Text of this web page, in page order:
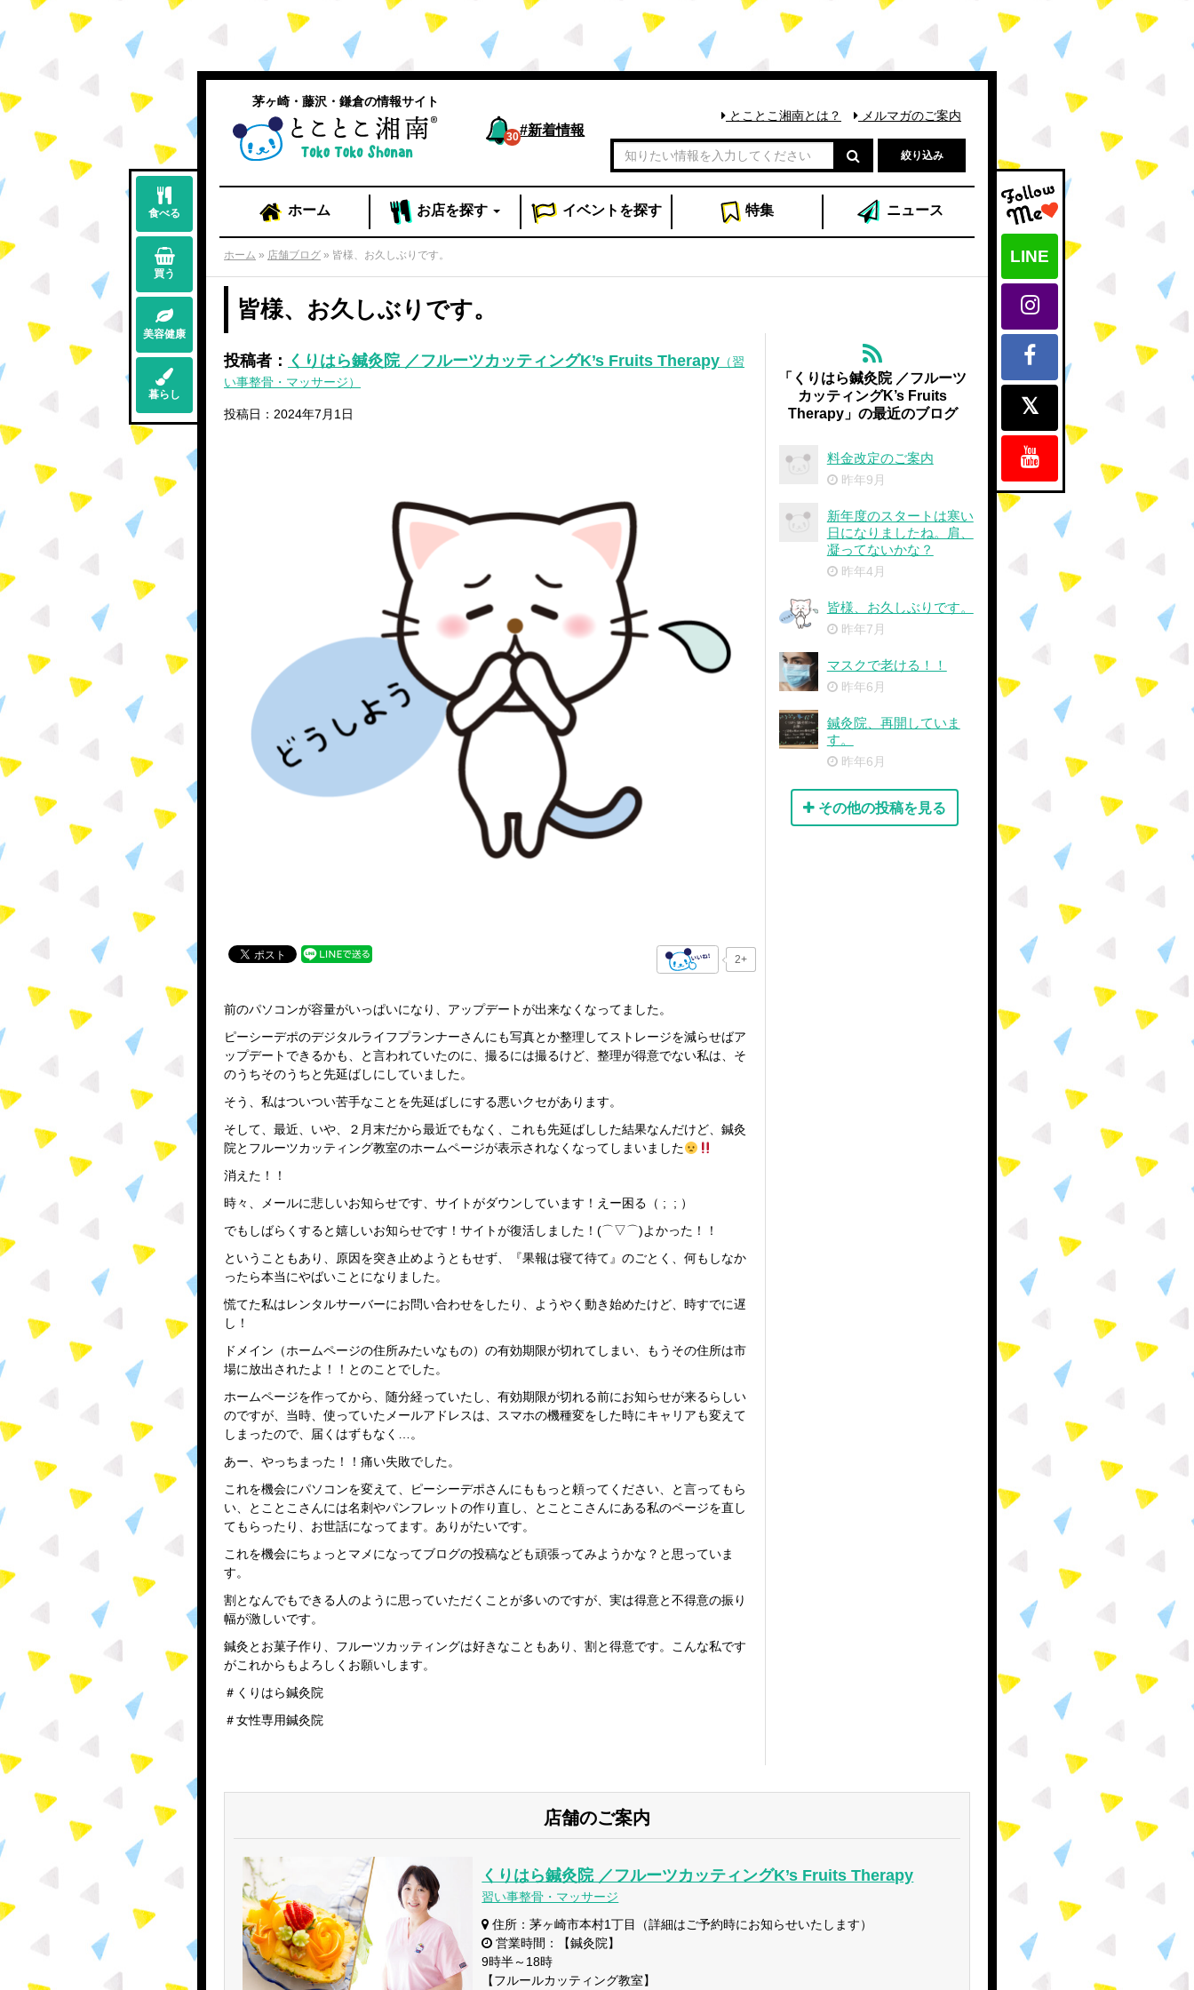
食べる
買う
美容健康
暮らし
LINE
#新着情報
30
茅ヶ崎・藤沢・鎌倉の情報サイト
とことこ湘南とは？
メルマガのご案内
絞り込み
ホーム お店を探す イベント を探す 特集 ニュース
ホーム » 店舗ブログ » 皆様、お久しぶりです。
皆様、お久しぶりです。
投稿者： くりはら鍼灸院 ／フルーツカッティングK’s Fruits Therapy （習
い事整骨・マッサージ）
投稿日：2024年7月1日
2+
前のパソコンが容量がいっぱいになり、アップデートが出来なくなってました。
ピーシーデポのデジタルライフプランナーさんにも写真とか整理してストレージを減らせばア
ップデートできるかも、と言われていたのに、撮るには撮るけど、整理が得意でない私は、そ
のうちそのうちと先延ばしにしていました。
そう、私はついつい苦手なことを先延ばしにする悪いクセがあります。
そして、最近、いや、２月末だから最近でもなく、これも先延ばしした結果なんだけど、鍼灸
院とフルーツカッティング教室のホームページが表示されなくなってしまいました
消えた！！
時々、メールに悲しいお知らせです、サイトがダウンしています！えー困る（ ; ; ）
でもしばらくすると嬉しいお知らせです！サイトが復活しました！(⌒▽⌒)よかった！！
ということもあり、原因を突き止めようともせず、『果報は寝て待て』のごとく、何もしなか
ったら本当にやばいことになりました。
慌てた私はレンタルサーバーにお問い合わせをしたり、ようやく動き始めたけど、時すでに遅
し！
ドメイン（ホームページの住所みたいなもの）の有効期限が切れてしまい、もうその住所は市
場に放出されたよ！！とのことでした。
ホームページを作ってから、随分経っていたし、有効期限が切れる前にお知らせが来るらしい
のですが、当時、使っていたメールアドレスは、スマホの機種変をした時にキャリアも変えて
しまったので、届くはずもなく…。
あー、やっちまった！！痛い失敗でした。
これを機会にパソコンを変えて、ピーシーデポさんにももっと頼ってください、と言ってもら
い、とことこさんには名刺やパンフレットの作り直し、とことこさんにある私のページを直し
てもらったり、お世話になってます。ありがたいです。
これを機会にちょっとマメになってブログの投稿なども頑張ってみようかな？と思っていま
す。
割となんでもできる人のように思っていただくことが多いのですが、実は得意と不得意の振り
幅が激しいです。
鍼灸とお菓子作り、フルーツカッティングは好きなこともあり、割と得意です。こんな私です
がこれからもよろしくお願いします。
＃くりはら鍼灸院
＃女性専用鍼灸院
「くりはら鍼灸院 ／フルーツ
カッティングK’s Fruits
Therapy」の最近のブログ
料金改定のご案内
昨年9月
新年度のスタートは寒い
日になりましたね。肩、
凝ってないかな？
昨年4月
皆様、お久しぶりです。
昨年7月
マスクで老ける！！
昨年6月
鍼灸院、再開していま
す。
昨年6月
その他の投稿を見る
店舗のご案内
くりはら鍼灸院 ／フルーツカッティングK’s Fruits Therapy
習い事整骨・マッサージ
住所：茅ヶ崎市本村1丁目（詳細はご予約時にお知らせいたします）
営業時間：【鍼灸院】
9時半～18時
【フルールカッティング教室】